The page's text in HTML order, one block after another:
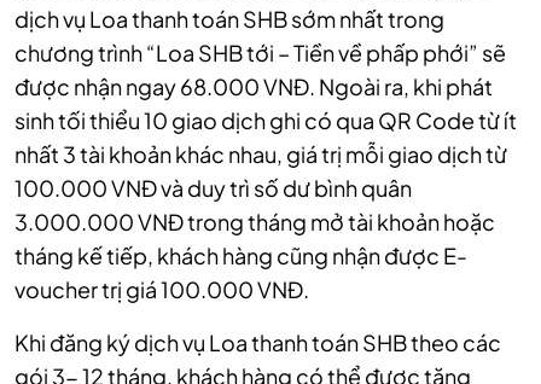
dịch vụ Loa thanh toán SHB sớm nhất trong
chương trình “Loa SHB tới – Tiền về phấp phới” sẽ
được nhận ngay 68.000 VNĐ. Ngoài ra, khi phát
sinh tối thiểu 10 giao dịch ghi có qua QR Code từ ít
nhất 3 tài khoản khác nhau, giá trị mỗi giao dịch từ
100.000 VNĐ và duy trì số dư bình quân
3.000.000 VNĐ trong tháng mở tài khoản hoặc
tháng kế tiếp, khách hàng cũng nhận được E-
voucher trị giá 100.000 VNĐ.
Khi đăng ký dịch vụ Loa thanh toán SHB theo các
gói 3- 12 tháng, khách hàng có thể được tặng